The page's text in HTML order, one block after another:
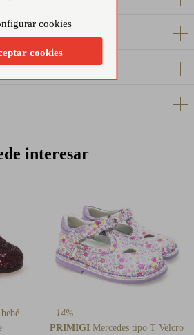
interesar
- 14%
PRIMIGI Mercedes tipo T Velcro
cookies
cookies